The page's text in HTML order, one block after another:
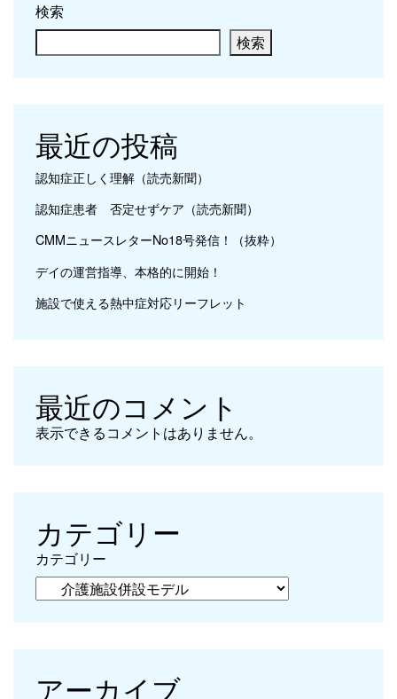
検索
検索
最近の投稿
認知症正しく理解（読売新聞）
認知症患者 否定せずケア（読売新聞）
CMMニュースレターNo18号発信！（抜粋）
デイの運営指導、本格的に開始！
施設で使える熱中症対応リーフレット
最近のコメント
表示できるコメントはありません。
カテゴリー
カテゴリー
アーカイブ